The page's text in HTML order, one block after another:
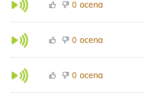
0 ocena
0 ocena
0 ocena